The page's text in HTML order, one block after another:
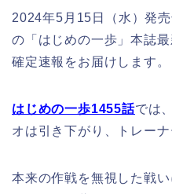
2024年5月15日（水）発
の「はじめの一歩」本誌
確定速報をお届けします。
はじめの一歩1455話では
オは引き下がり、トレー
本来の作戦を無視した戦